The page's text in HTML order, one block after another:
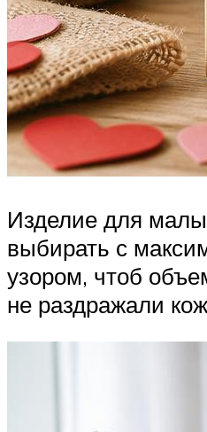
Изделие для
выбирать с
узором, чтоб
не раздражали